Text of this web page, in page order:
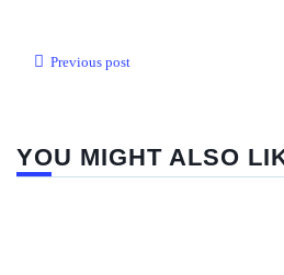
Previous post
YOU MIGHT ALSO